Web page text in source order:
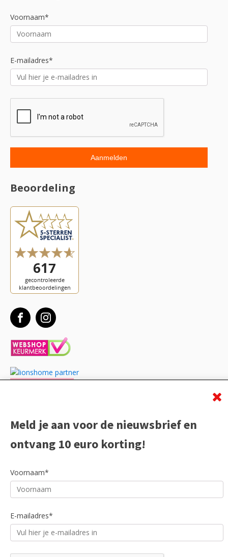
Voornaam*
E-mailadres*
Beoordeling
Meld je aan voor de nieuwsbrief en
ontvang 10 euro korting!
Voornaam*
E-mailadres*